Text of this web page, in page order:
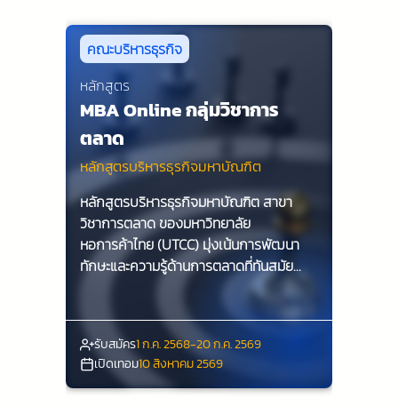
คณะบริหารธุรกิจ
หลักสูตร
MBA Online กลุ่มวิชาการ
ตลาด
หลักสูตรบริหารธุรกิจมหาบัณฑิต
หลักสูตรบริหารธุรกิจมหาบัณฑิต สาขา
วิชาการตลาด ของมหาวิทยาลัย
หอการค้าไทย (UTCC) มุ่งเน้นการพัฒนา
ทักษะและความรู้ด้านการตลาดที่ทันสมัย
เพื่อเตรียมความพร้อมให้กับนักศึกษาในการ
เป็นผู้นำทางธุรกิจในยุคดิจิทัล ด้วยการเรียน
รู้จากผู้เชี่ยวชาญและการปฏิบัติจริง
นักศึกษาจะได้รับประสบการณ์ที่มีคุณค่าและ
สามารถนำไปประยุกต์ใช้ในโลกธุรกิจได้อย่าง
มีประสิทธิภาพ
รับสมัคร1 ก.ค. 2568-20 ก.ค. 2569
เปิดเทอม10 สิงหาคม 2569